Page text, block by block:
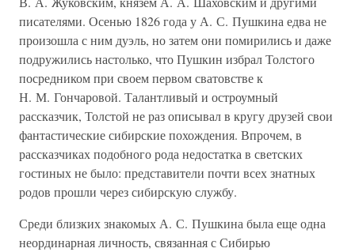
писателями. Осенью 1826 года у А. С. Пушкина едва не
произошла с ним дуэль, но затем они помирились и даже
подружились настолько, что Пушкин избрал Толстого
посредником при своем первом сватовстве к
Н. М. Гончаровой. Талантливый и остроумный
рассказчик, Толстой не раз описывал в кругу друзей свои
фантастические сибирские похождения. Впрочем, в
рассказчиках подобного рода недостатка в светских
гостиных не было: представители почти всех знатных
родов прошли через сибирскую службу.
Среди близких знакомых А. С. Пушкина была еще одна
неординарная личность, связанная с Сибирью